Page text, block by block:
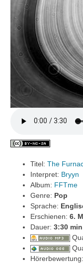
Titel: The
Interpret: Bryyn
Album: FFTme
Genre: Pop
Sprache:
Erschienen: 6.
Dauer: 3:30 min